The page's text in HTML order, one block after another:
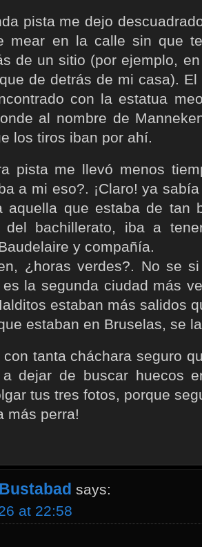
pista me dejo
mear en la calle sin que
de un sitio (por ejemplo,
de detrás de mi casa).
con la estatua
al nombre de
los tiros iban por ahí.
pista me llevó menos
a mi eso?. ¡Claro! ya
aquella que estaba de tan
del bachillerato, iba a
y compañía.
¿horas verdes?. No se
es la segunda ciudad más
estaban más salidos
estaban en Bruselas, se
con tanta cháchara seguro
dejar de buscar huecos
tus tres fotos, porque
más perra!
says:
at 22:58